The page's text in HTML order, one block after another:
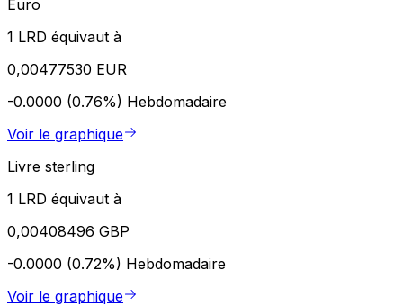
Euro
1 LRD équivaut à
0,00477530 EUR
-0.0000 (0.76%) Hebdomadaire
Voir le graphique
Livre sterling
1 LRD équivaut à
0,00408496 GBP
-0.0000 (0.72%) Hebdomadaire
Voir le graphique